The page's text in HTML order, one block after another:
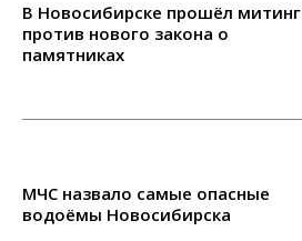
В Новосибирске прошёл митинг
против нового закона о
памятниках
МЧС назвало самые опасные
водоёмы Новосибирска